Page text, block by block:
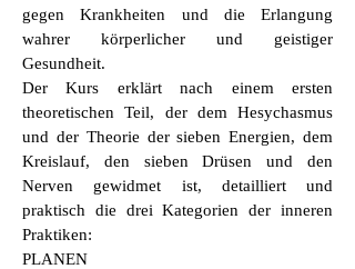
gegen Krankheiten und die Erlangung
wahrer körperlicher und geistiger
Gesundheit.
Der Kurs erklärt nach einem ersten
theoretischen Teil, der dem Hesychasmus
und der Theorie der sieben Energien, dem
Kreislauf, den sieben Drüsen und den
Nerven gewidmet ist, detailliert und
praktisch die drei Kategorien der inneren
Praktiken:
PLANEN